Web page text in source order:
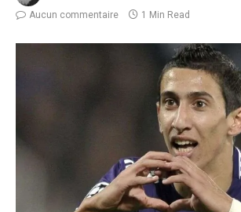
Aucun commentaire
1 Min Read